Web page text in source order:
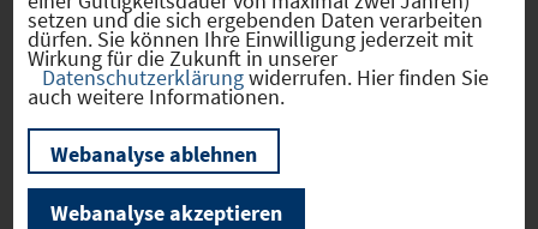
Verkehrsinfrastruktur
Kommunale Infrastruktur
setzen und die sich ergebenden Daten verarbeiten
dürfen. Sie können Ihre Einwilligung jederzeit mit
Wirkung für die Zukunft in unserer
Datenschutzerklärungwiderrufen. Hier finden Sie
auch weitere Informationen.
Webanalyse ablehnen
Webanalyse akzeptieren